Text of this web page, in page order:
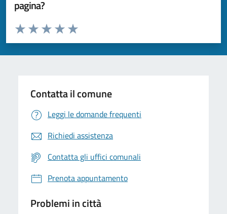
pagina?
Valuta da 1 a 5 stelle la pagina
Valuta 5 stelle su 5
Valuta 4 stelle su 5
Valuta 3 stelle su 5
Valuta 2 stelle su 5
Valuta 1 stelle su 5
Contatta il comune
Leggi le domande frequenti
Richiedi assistenza
Contatta gli uffici comunali
Prenota appuntamento
Problemi in città